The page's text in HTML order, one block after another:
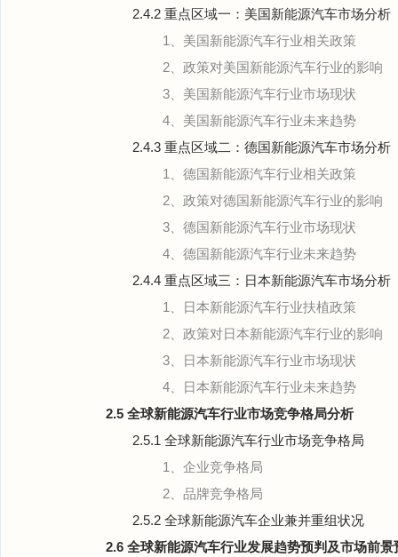
2.4.2 重点区域一：美国新能源汽车市场分析
1、美国新能源汽车行业相关政策
2、政策对美国新能源汽车行业的影响
3、美国新能源汽车行业市场现状
4、美国新能源汽车行业未来趋势
2.4.3 重点区域二：德国新能源汽车市场分析
1、德国新能源汽车行业相关政策
2、政策对德国新能源汽车行业的影响
3、德国新能源汽车行业市场现状
4、德国新能源汽车行业未来趋势
2.4.4 重点区域三：日本新能源汽车市场分析
1、日本新能源汽车行业扶植政策
2、政策对日本新能源汽车行业的影响
3、日本新能源汽车行业市场现状
4、日本新能源汽车行业未来趋势
2.5 全球新能源汽车行业市场竞争格局分析
2.5.1 全球新能源汽车行业市场竞争格局
1、企业竞争格局
2、品牌竞争格局
2.5.2 全球新能源汽车企业兼并重组状况
2.6 全球新能源汽车行业发展趋势预判及市场前景